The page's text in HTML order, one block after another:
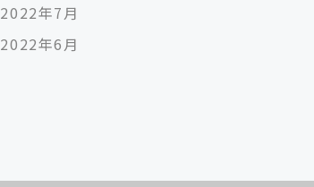
2022年7月
2022年6月